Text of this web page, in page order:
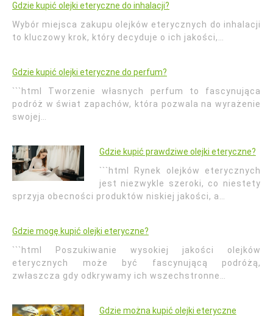
Gdzie kupić olejki eteryczne do inhalacji?
Wybór miejsca zakupu olejków eterycznych do inhalacji
to kluczowy krok, który decyduje o ich jakości,…
Gdzie kupić olejki eteryczne do perfum?
```html Tworzenie własnych perfum to fascynująca
podróż w świat zapachów, która pozwala na wyrażenie
swojej…
Gdzie kupić prawdziwe olejki eteryczne?
```html Rynek olejków eterycznych
jest niezwykle szeroki, co niestety
sprzyja obecności produktów niskiej jakości, a…
Gdzie mogę kupić olejki eteryczne?
```html Poszukiwanie wysokiej jakości olejków
eterycznych może być fascynującą podróżą,
zwłaszcza gdy odkrywamy ich wszechstronne…
Gdzie można kupić olejki eteryczne